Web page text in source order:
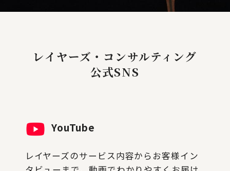
レイヤーズ・コンサルティング
公式SNS
YouTube
レイヤーズのサービス内容からお客様イン